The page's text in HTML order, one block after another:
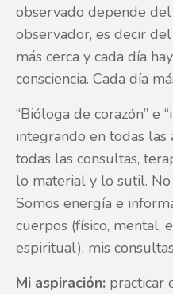
observado depende
observador, es decir
más cerca y cada día
consciencia. Cada día
“Bióloga de corazón” e
integrando en todas las
todas las consultas,
lo material y lo sutil.
Somos energía e
cuerpos (físico, mental,
espiritual), mis
Mi aspiración: practicar